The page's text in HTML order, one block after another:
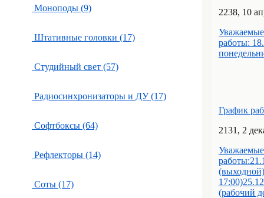
Моноподы (9)
Штативные головки (17)
Студийный свет (57)
Радиосинхронизаторы и ДУ (17)
Софтбоксы (64)
Рефлекторы (14)
Соты (17)
2238, 10
работы:
График
2131 , 2
(рабочий